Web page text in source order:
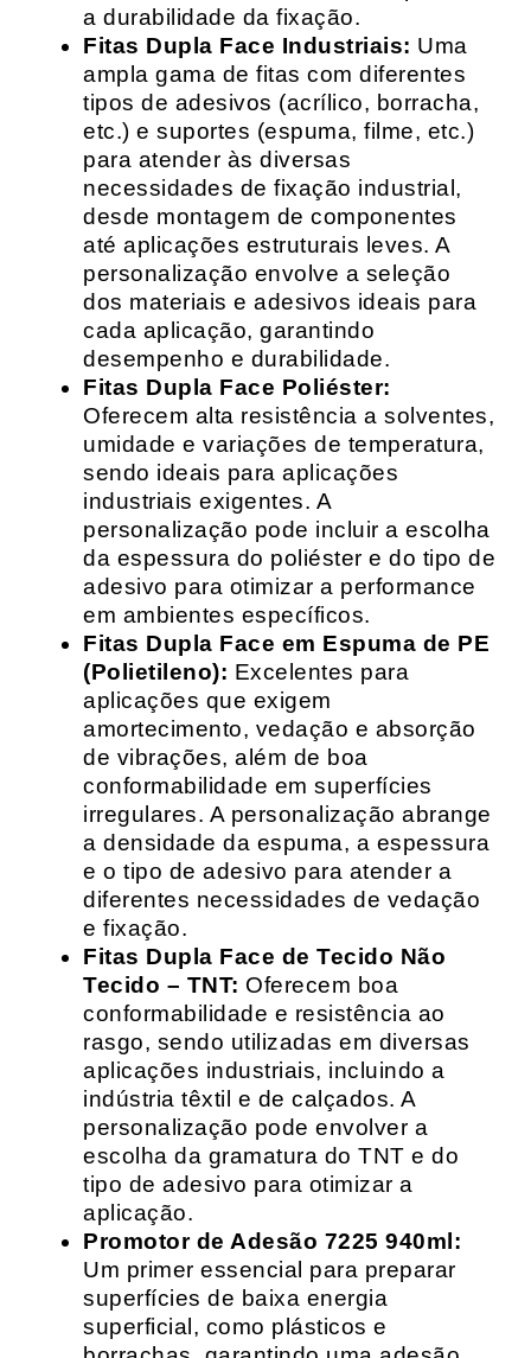
a durabilidade da fixação.
Fitas Dupla Face Industriais: Uma
ampla gama de fitas com diferentes
tipos de adesivos (acrílico, borracha,
etc.) e suportes (espuma, filme, etc.)
para atender às diversas
necessidades de fixação industrial,
desde montagem de componentes
até aplicações estruturais leves. A
personalização envolve a seleção
dos materiais e adesivos ideais para
cada aplicação, garantindo
desempenho e durabilidade.
Fitas Dupla Face Poliéster:
Oferecem alta resistência a solventes,
umidade e variações de temperatura,
sendo ideais para aplicações
industriais exigentes. A
personalização pode incluir a escolha
da espessura do poliéster e do tipo de
adesivo para otimizar a performance
em ambientes específicos.
Fitas Dupla Face em Espuma de PE
(Polietileno): Excelentes para
aplicações que exigem
amortecimento, vedação e absorção
de vibrações, além de boa
conformabilidade em superfícies
irregulares. A personalização abrange
a densidade da espuma, a espessura
e o tipo de adesivo para atender a
diferentes necessidades de vedação
e fixação.
Fitas Dupla Face de Tecido Não
Tecido – TNT: Oferecem boa
conformabilidade e resistência ao
rasgo, sendo utilizadas em diversas
aplicações industriais, incluindo a
indústria têxtil e de calçados. A
personalização pode envolver a
escolha da gramatura do TNT e do
tipo de adesivo para otimizar a
aplicação.
Promotor de Adesão 7225 940ml:
Um primer essencial para preparar
superfícies de baixa energia
superficial, como plásticos e